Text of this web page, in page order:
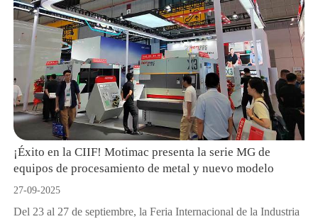
¡Éxito en la CIIF! Motimac presenta la serie MG de
equipos de procesamiento de metal y nuevo modelo
27-09-2025
Del 23 al 27 de septiembre, la Feria Internacional de la Industria